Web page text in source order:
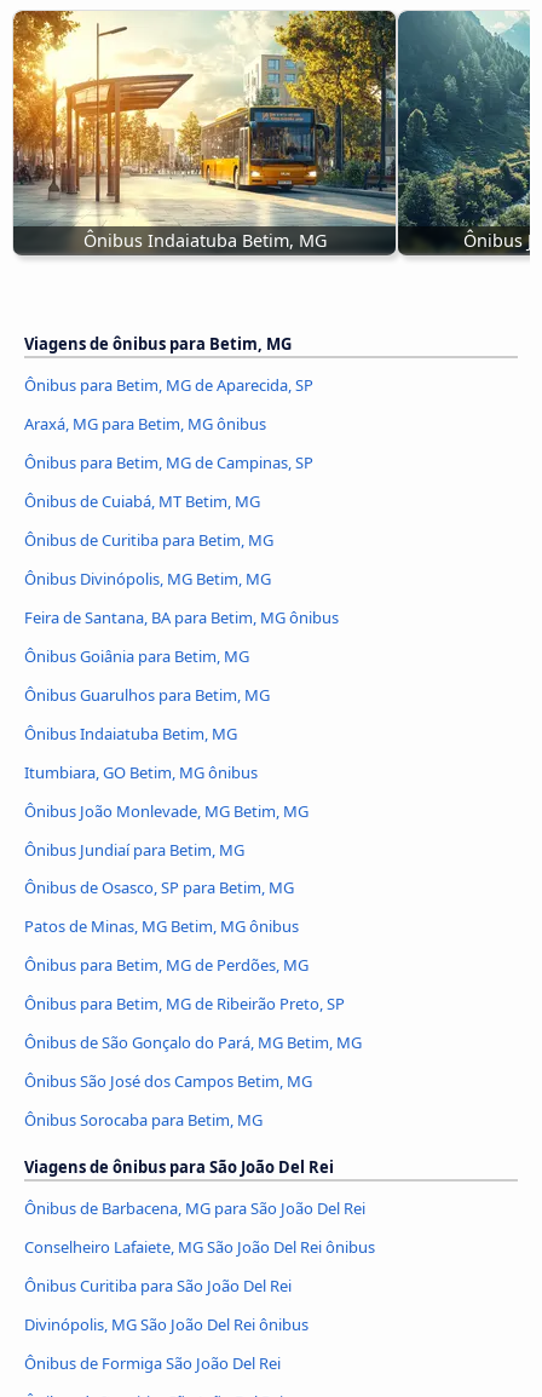
Ônibus Indaiatuba Betim, MG Ônibus
Viagens de ônibus para Betim, MG
Ônibus para Betim, MG de Aparecida, SP
Araxá, MG para Betim, MG ônibus
Ônibus para Betim, MG de Campinas, SP
Ônibus de Cuiabá, MT Betim, MG
Ônibus de Curitiba para Betim, MG
Ônibus Divinópolis, MG Betim, MG
Feira de Santana, BA para Betim, MG ônibus
Ônibus Goiânia para Betim, MG
Ônibus Guarulhos para Betim, MG
Ônibus Indaiatuba Betim, MG
Itumbiara, GO Betim, MG ônibus
Ônibus João Monlevade, MG Betim, MG
Ônibus Jundiaí para Betim, MG
Ônibus de Osasco, SP para Betim, MG
Patos de Minas, MG Betim, MG ônibus
Ônibus para Betim, MG de Perdões, MG
Ônibus para Betim, MG de Ribeirão Preto, SP
Ônibus de São Gonçalo do Pará, MG Betim, MG
Ônibus São José dos Campos Betim, MG
Ônibus Sorocaba para Betim, MG
Viagens de ônibus para São João Del Rei
Ônibus de Barbacena, MG para São João Del Rei
Conselheiro Lafaiete, MG São João Del Rei ônibus
Ônibus Curitiba para São João Del Rei
Divinópolis, MG São João Del Rei ônibus
Ônibus de Formiga São João Del Rei